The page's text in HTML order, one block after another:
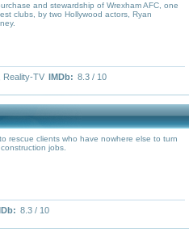
and stewardship of Wrexham AFC, one
clubs, by two Hollywood actors, Ryan
Reality-TV IMDb: 8.3 / 10
rescue clients who have nowhere else to turn
jobs.
8.3 / 10